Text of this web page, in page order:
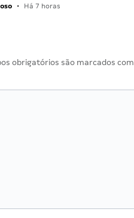
• Há 7 horas
obrigatórios são marcados com